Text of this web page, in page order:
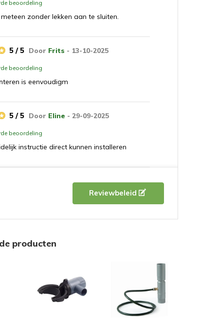
beoordeling
zonder lekken aan te sluiten.
Door Frits - 13-10-2025
beoordeling
5 / 5
is eenvoudigm
Door Eline - 29-09-2025
beoordeling
5 / 5
instructie direct kunnen installeren
John van de Wiel- 04-07-
ontevreden over dit product, n.a.v.
welke werkt zoals het hoort.
beoordeling
monteren. Ziet er netjes uit.
Reviewbeleid
producten